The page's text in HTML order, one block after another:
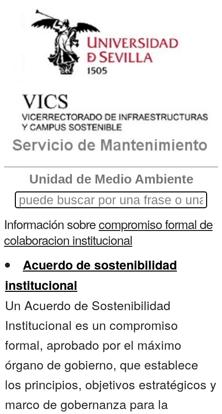
Unidad de Medio Ambiente
Información sobrecompromiso formal de
colaboracion institucional
Acuerdo de sostenibilidad
institucional
Un Acuerdo de Sostenibilidad
Institucional es un compromiso
formal, aprobado por el máximo
órgano de gobierno, que establece
los principios, objetivos estratégicos y
marco de gobernanza para la